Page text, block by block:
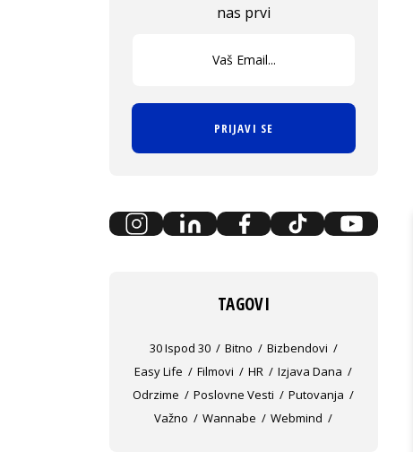
nas prvi
PRIJAVI SE
TAGOVI
30 Ispod 30 Bitno
Bizbendovi
Easy Life
Filmovi HR
Izjava Dana
Odrzime
Poslovne Vesti
Putovanja
Važno
Wannabe Webmind